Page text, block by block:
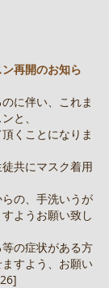
再開のお知ら
に伴い、これま
と、
くことになりま
共にマスク着用
の、手洗いうが
ようお願い致し
の症状がある方
すよう、お願い